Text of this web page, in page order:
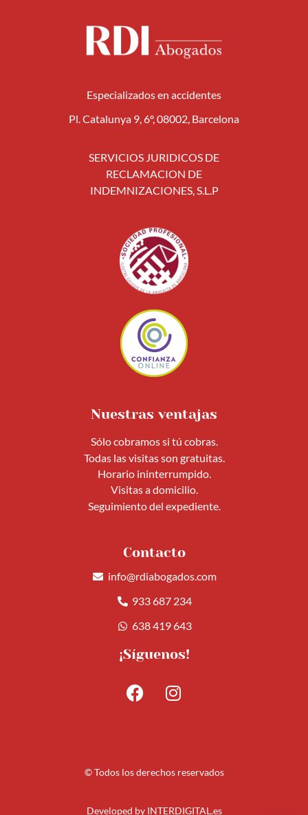
Especializados en accidentes
Pl. Catalunya 9, 6º, 08002, Barcelona
SERVICIOS JURIDICOS DE
RECLAMACION DE
INDEMNIZACIONES, S.L.P
Nuestras ventajas
Sólo cobramos si tú cobras.
Todas las visitas son gratuitas.
Horario ininterrumpido.
Visitas a domicilio.
Seguimiento del expediente.
Contacto
info@rdiabogados.com
933 687 234
638 419 643
¡Síguenos!
© Todos los derechos reservados
Developed by INTERDIGITAL.es